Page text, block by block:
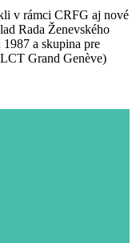
v rámci CRFG aj nové
Rada Ženevského
a skupina pre
Grand Genève)